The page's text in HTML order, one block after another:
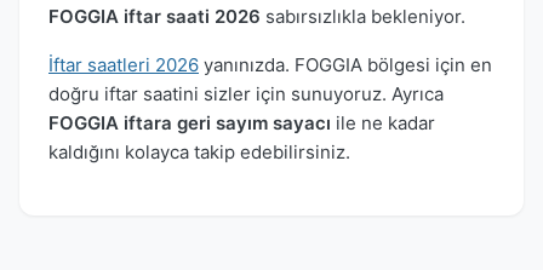
FOGGIA iftar saati 2026 sabırsızlıkla bekleniyor.
İftar saatleri 2026 yanınızda. FOGGIA bölgesi için en
doğru iftar saatini sizler için sunuyoruz. Ayrıca
FOGGIA iftara geri sayım sayacı ile ne kadar
kaldığını kolayca takip edebilirsiniz.